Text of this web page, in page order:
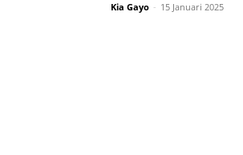
Kia Gayo - 15 Januari 2025